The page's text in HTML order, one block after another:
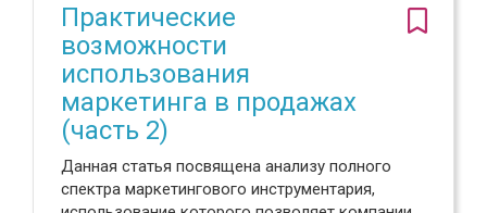
Практические
возможности
использования
маркетинга в продажах
(часть 2)
Данная статья посвящена анализу полного
спектра маркетингового инструментария,